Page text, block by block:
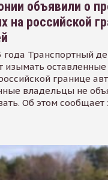
объявили о
на российской
года Транспортный
изымать
границе
владельцы не
Об этом сообщает